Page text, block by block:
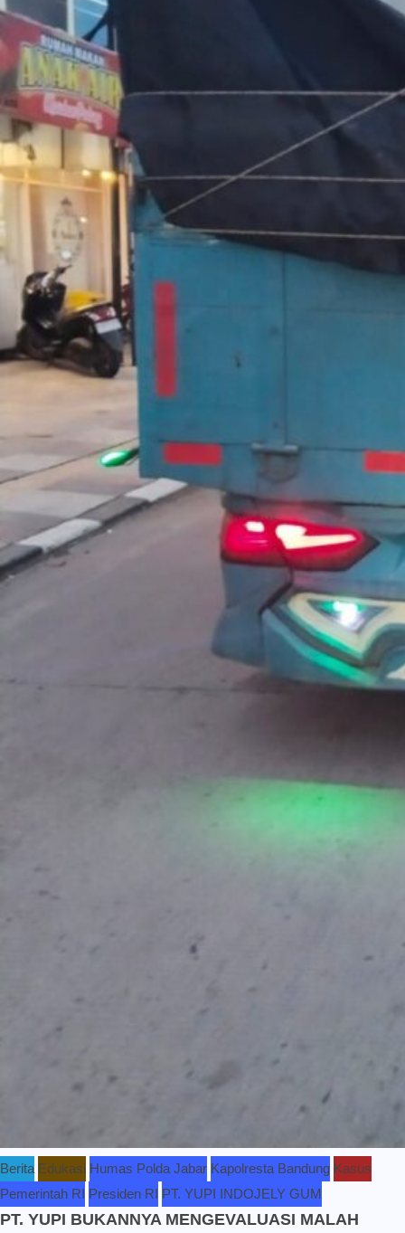
Berita Edukasi Humas Polda Jabar Kapolresta Bandung Kasus
Pemerintah RI Presiden RI PT. YUPI INDOJELY GUM
PT. YUPI BUKANNYA MENGEVALUASI MALAH